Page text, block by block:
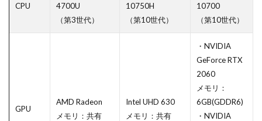
CPU
4700U
（第3世代）
10750H
（第10世代）
10700
（第10世代）
GPU
AMD Radeon
メモリ：共有
Intel UHD 630
メモリ：共有
・NVIDIA
GeForce RTX
2060
メモリ：
6GB(GDDR6)
・NVIDIA